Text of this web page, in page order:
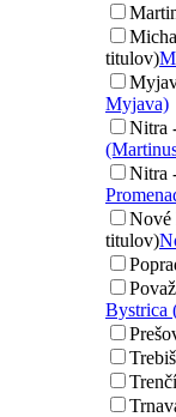
titulov)
Myjava)
Nitra
Nitra
Nové
titulov)
Bystrica